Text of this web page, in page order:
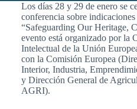
Los días 28 y 29 de enero se
conferencia sobre
“Safeguarding Our Heritage,
evento está organizado por la
Intelectual de la Unión
con la Comisión Europea
Interior, Industria,
y Dirección General de
AGRI).